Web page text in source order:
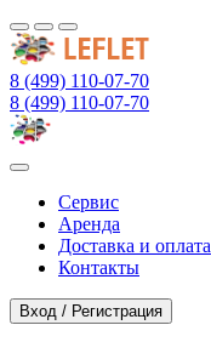
8 (499) 110-07-70
8 (499) 110-07-70
Сервис
Аренда
Доставка и оплата
Контакты
Вход / Регистрация